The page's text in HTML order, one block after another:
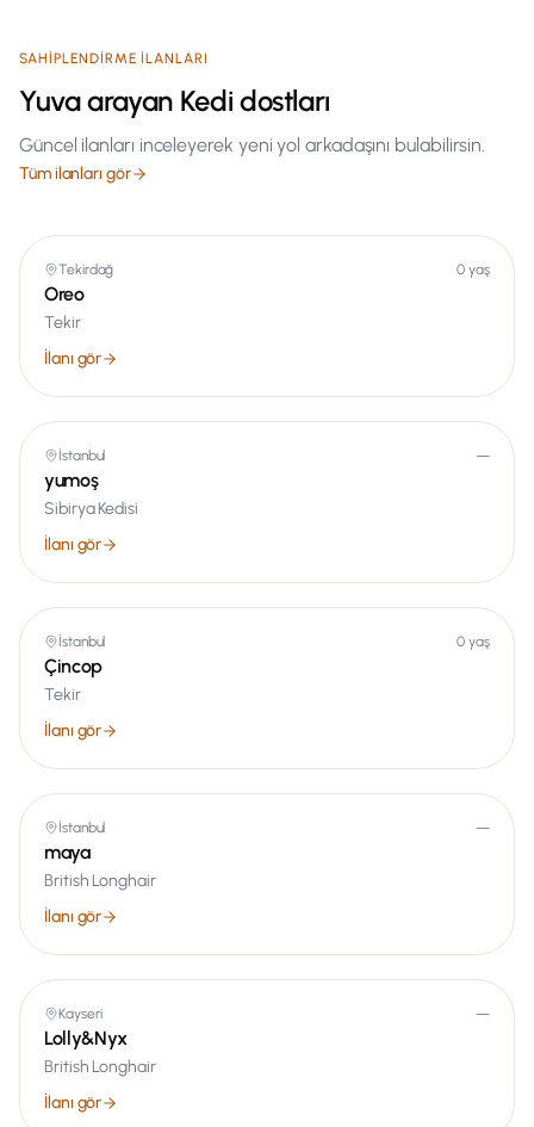
SAHIPLENDIRME ILANLARI
Yuva arayan Kedi dostları
Güncel ilanları inceleyerek yeni yol arkadaşını bulabilirsin.
Tüm ilanları gör
Tekirdağ 0 yaş
Oreo
Tekir
İlanı gör
İstanbul —
yumoş
Sibirya Kedisi
İlanı gör
İstanbul 0 yaş
Çincop
Tekir
İlanı gör
İstanbul —
maya
British Longhair
İlanı gör
Kayseri —
Lolly&Nyx
British Longhair
İlanı gör